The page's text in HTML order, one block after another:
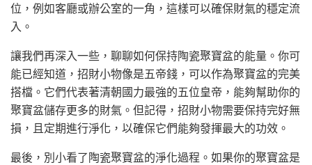
位，例如客廳或辦公室的一角，這樣可以確保財氣的穩定流
入。
讓我們再深入一些，聊聊如何保持陶瓷聚寶盆的能量。你可
能已經知道，招財小物像是五帝錢，可以作為聚寶盆的完美
搭檔。它們代表著清朝國力最強的五位皇帝，能夠幫助你的
聚寶盆儲存更多的財氣。但記得，招財小物需要保持完好無
損，且定期進行淨化，以確保它們能夠發揮最大的功效。
最後，別小看了陶瓷聚寶盆的淨化過程。如果你的聚寶盆是